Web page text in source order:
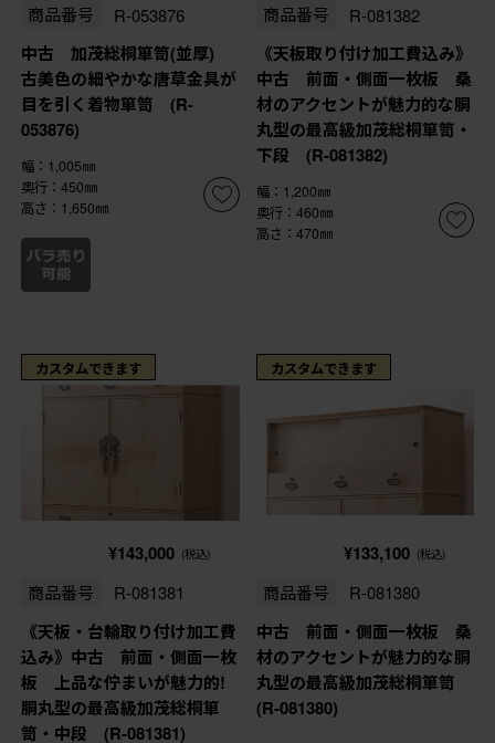
商品番号 R-053876
中古 加茂総桐箪笥(並厚)
古美色の細やかな唐草金具が
目を引く着物箪笥 (R-
053876)
幅：1,005㎜
奥行：450㎜
高さ：1,650㎜
商品番号 R-081382
《天板取り付け加工費込み》
中古 前面・側面一枚板 桑
材のアクセントが魅力的な胴
丸型の最高級加茂総桐箪笥・
下段 (R-081382)
幅：1,200㎜
奥行：460㎜
高さ：470㎜
カスタムできます
¥143,000 (税込)
商品番号 R-081381
《天板・台輪取り付け加工費
込み》中古 前面・側面一枚
板 上品な佇まいが魅力的!
胴丸型の最高級加茂総桐箪
笥・中段 (R-081381)
カスタムできます
¥133,100 (税込)
商品番号 R-081380
中古 前面・側面一枚板 桑
材のアクセントが魅力的な胴
丸型の最高級加茂総桐箪笥
(R-081380)